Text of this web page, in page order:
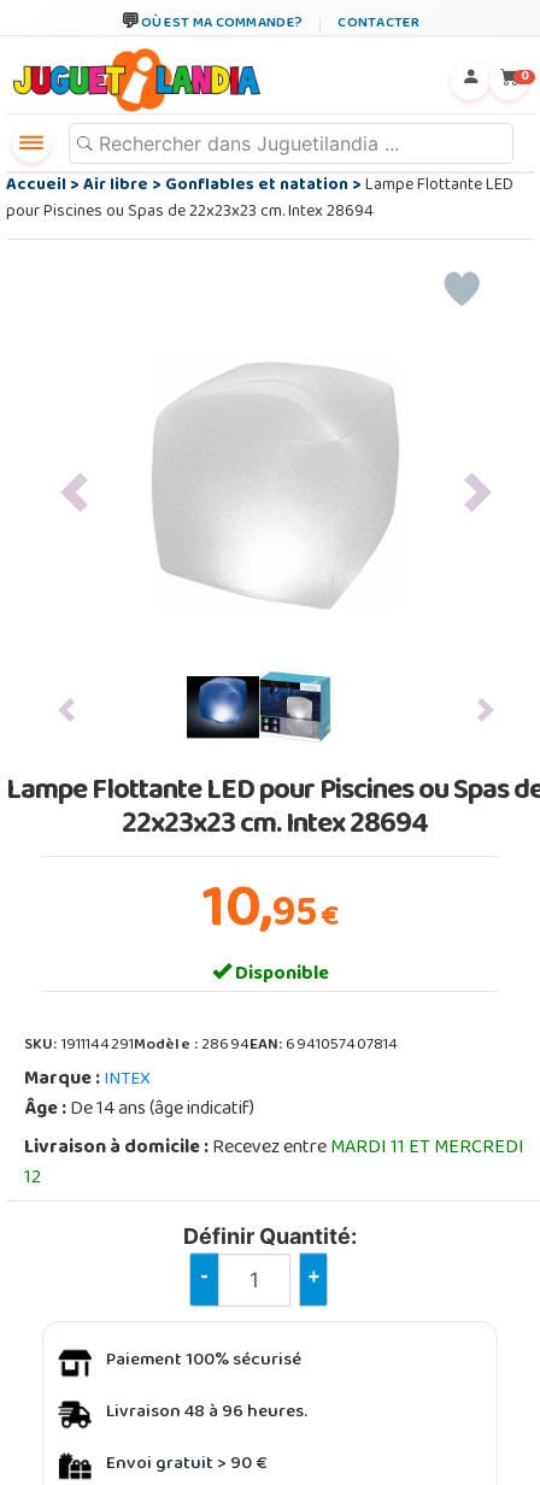
OÙ EST MA COMMANDE? CONTACTER
0
Accueil>Air libre>Gonflables et natation>Lampe Flottante LED
pour Piscines ou Spas de 22x23x23 cm. Intex 28694
Previous Next
Previous Next
Lampe Flottante LED pour Piscines ou Spas
22x23x23 cm. Intex 28694
10,95€
Disponible
SKU:1911144291Modèle :28694EAN:6941057407814
Marque :INTEX
Âge :De 14 ans (âge indicatif)
Livraison à domicile :Recevez entreMARDI 11 ET MERCREDI
12
Définir Quantité:
- +
Paiement 100% sécurisé
Livraison 48 à 96 heures.
Envoi gratuit > 90 €